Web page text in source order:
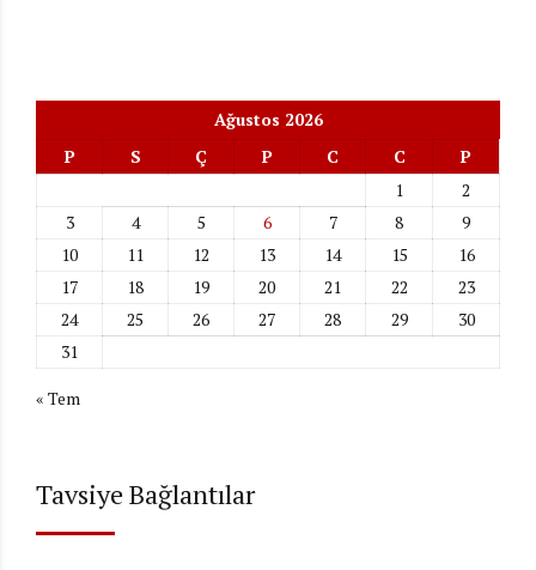
Ağustos 2026
P
S Ç P C C
P
1
2
3
4 5 6 7 8
9
10
11 12 13 14 15
16
17
18 19 20 21 22
23
24
25 26 27 28 29
30
31
« Tem
Tavsiye Bağlantılar